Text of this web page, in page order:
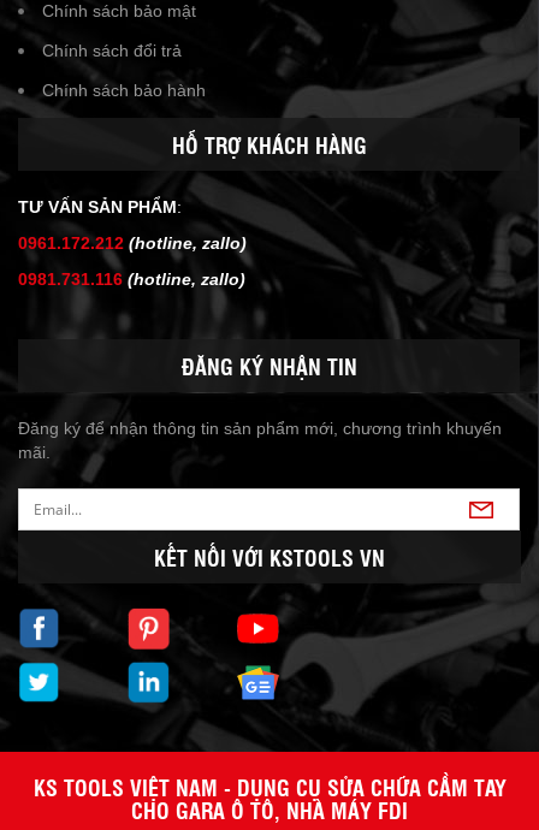
Chính sách bảo mật
Chính sách đổi trả
Chính sách bảo hành
HỖ TRỢ KHÁCH HÀNG
TƯ VẤN SẢN PHẨM:
0961.172.212 (hotline, zallo)
0981.731.116 (hotline, zallo)
ĐĂNG KÝ NHẬN TIN
Đăng ký để nhận thông tin sản phẩm mới, chương trình khuyến
mãi.
KẾT NỐI VỚI KSTOOLS VN
KS TOOLS VIỆT NAM - DỤNG CỤ SỬA CHỮA CẦM TAY
CHO GARA Ô TÔ, NHÀ MÁY FDI